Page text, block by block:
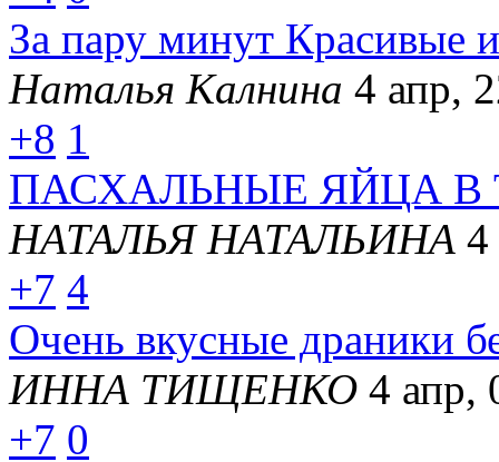
За пару минут Красивые
Наталья Калнина 4 апр,
+8 1
ПАСХАЛЬНЫЕ ЯЙЦА
НАТАЛЬЯ НАТАЛЬИНА 4
+7 4
Очень вкусные драники
ИННА ТИЩЕНКО 4 апр,
+7 0